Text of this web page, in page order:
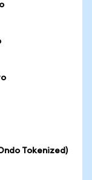
Tokenized)